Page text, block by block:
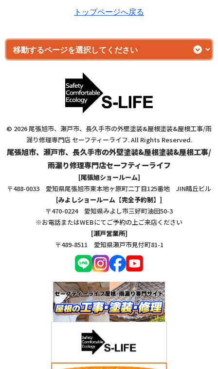
トップページへ戻る
© 2026 尾張旭市、瀬戸市、長久手市の外壁塗装&屋根塗装&屋根工事/雨
漏り修理専門店 セーフティーライフ. All Rights Reserved.
尾張旭市、瀬戸市、長久手市の外壁塗装&屋根塗装&屋根工事/
雨漏り修理専門店セーフティーライフ
[尾張旭ショールーム]
〒488-0033 愛知県尾張旭市東本地ヶ原町二丁目125番地 JIN晴丘ビル
[みよしショールーム【完全予約制】]
〒470-0224 愛知県みよし市三好町油田50-3
※お電話またはWEBにてご予約の上ご来店ください
[瀬戸営業所]
〒489-8511 愛知県瀬戸市見付町81-1